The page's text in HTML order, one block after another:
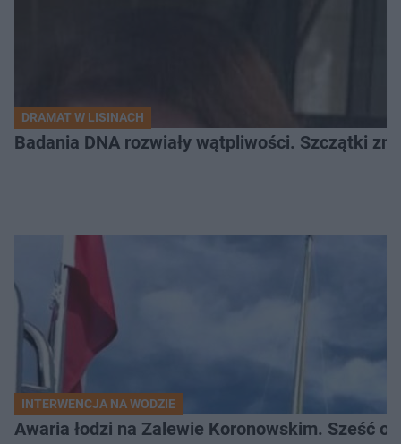
DRAMAT W LISINACH
Badania DNA rozwiały wątpliwości. Szczątki
INTERWENCJA NA WODZIE
Awaria łodzi na Zalewie Koronowskim. Sześć